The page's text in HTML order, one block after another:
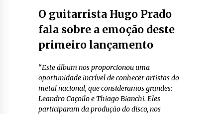
O guitarrista Hugo Prado
fala sobre a emoção deste
primeiro lançamento
“Este álbum nos proporcionou uma
oportunidade incrível de conhecer artistas do
metal nacional, que consideramos grandes:
Leandro Caçoilo e Thiago Bianchi. Eles
participaram da produção do disco, nos